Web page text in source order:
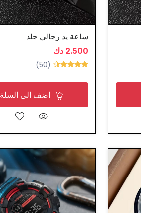
ساعة يد رجالي جلد
2.500 دك
(50)
اضف الى السلة